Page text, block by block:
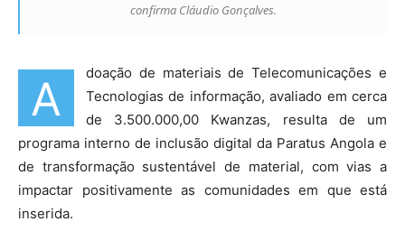
confirma Cláudio Gonçalves.
A
doação de materiais de Telecomunicações e
Tecnologias de informação, avaliado em cerca
de 3.500.000,00 Kwanzas, resulta de um
programa interno de inclusão digital da Paratus Angola e
de transformação sustentável de material, com vias a
impactar positivamente as comunidades em que está
inserida.